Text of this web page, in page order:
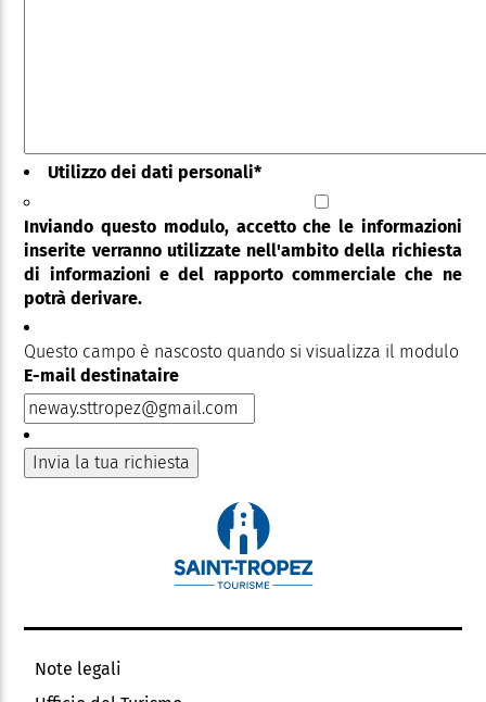
Utilizzo dei dati personali*
Inviando questo modulo, accetto che le informazioni
inserite verranno utilizzate nell'ambito della richiesta
di informazioni e del rapporto commerciale che ne
potrà derivare.
Questo campo è nascosto quando si visualizza il modulo
E-mail destinataire
Note legali